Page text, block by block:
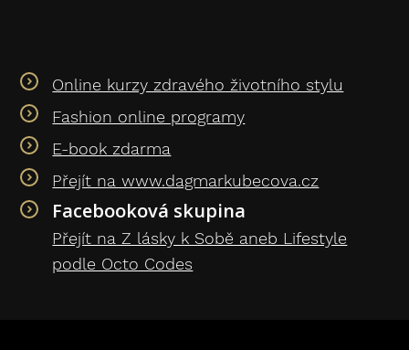
Online kurzy zdravého životního stylu
Fashion online programy
E-book zdarma
Přejít na www.dagmarkubecova.cz
Facebooková skupina
Přejít na Z lásky k Sobě aneb Lifestyle
podle Octo Codes